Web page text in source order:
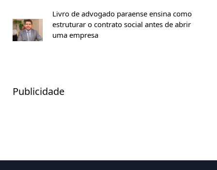
Livro de advogado paraense ensina como
estruturar o contrato social antes de abrir
uma empresa
Publicidade